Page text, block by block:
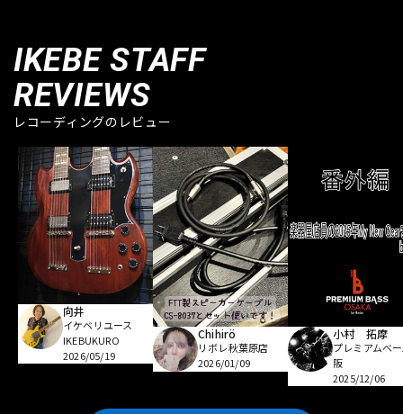
IKEBE STAFF
REVIEWS
レコーディングのレビュー
向井
イケベリユース
IKEBUKURO
2026/05/19
Chihirö
リボレ秋葉原店
2026/01/09
小村 拓摩
プレミアムベ
阪
2025/12/06